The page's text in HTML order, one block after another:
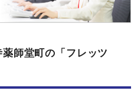
師堂町の「フレッツ